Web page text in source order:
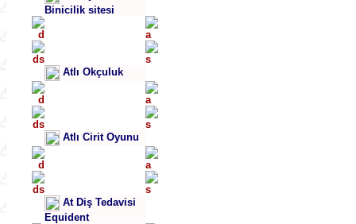
Binicilik sitesi
Atlı Okçuluk
Atlı Cirit Oyunu
At Diş Tedavisi
Equident